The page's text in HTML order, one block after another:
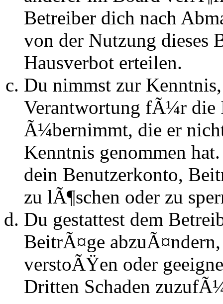
Betreiber dich nach
von der Nutzung dieses
Hausverbot erteilen.
Du nimmst zur
Verantwortung fÃ¼r die
Ã¼bernimmt, die er
Kenntnis genommen
dein Benutzerkonto,
zu lÃ¶schen oder zu
Du gestattest dem
BeitrÃ¤ge
verstoÃŸen oder
Dritten Schaden